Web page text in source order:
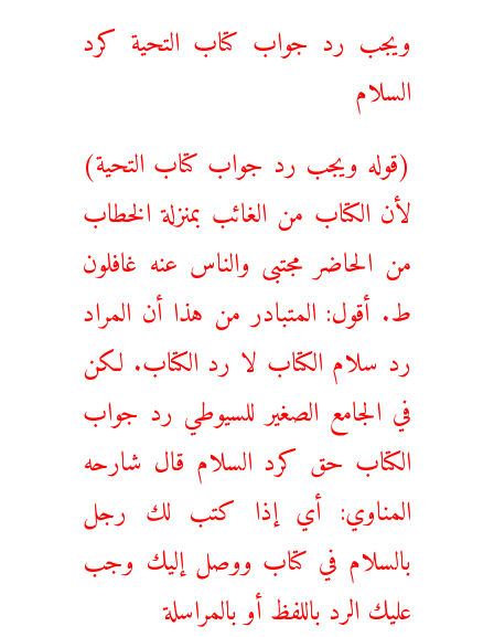
ويجب ‌رد ‌جواب كتاب التحية كرد
السلام
(قوله ‌ويجب ‌رد ‌جواب كتاب التحية)
لأن الكتاب من الغائب بمنزلة الخطاب
من الحاضر مجتبى والناس عنه غافلون
ط. أقول: المتبادر من هذا أن المراد
رد سلام الكتاب لا رد الكتاب. لكن
في الجامع الصغير للسيوطي رد جواب
الكتاب حق كرد السلام قال شارحه
المناوي: أي إذا كتب لك رجل
بالسلام في كتاب ووصل إليك وجب
عليك الرد باللفظ أو بالمراسلة